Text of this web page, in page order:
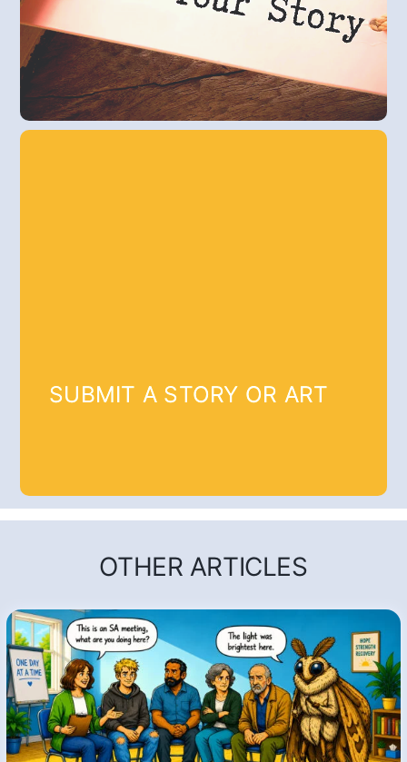
SUBMIT A STORY OR ART
OTHER ARTICLES